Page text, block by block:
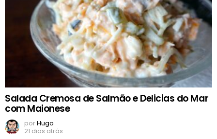
Salada Cremosa de Salmão e Delicias do Mar
com Maionese
porHugo
21 dias atrás